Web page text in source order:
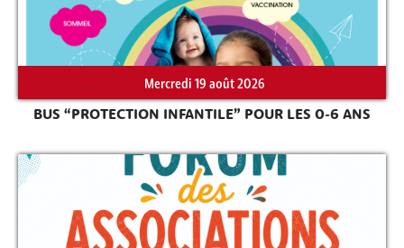
Rechercher sur le site
Mercredi 19 août 2026
BUS “PROTECTION INFANTILE” POUR LES 0-6 ANS